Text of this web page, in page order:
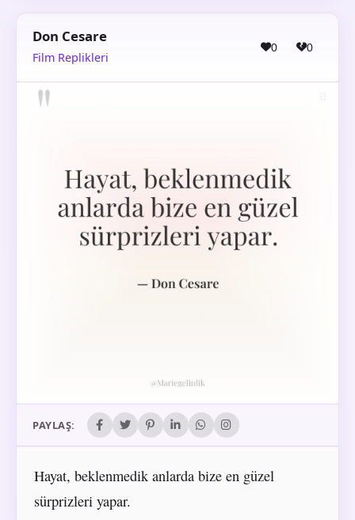
Don Cesare
Film Replikleri
0 0
PAYLAŞ:
Hayat, beklenmedik anlarda bize en güzel
sürprizleri yapar.